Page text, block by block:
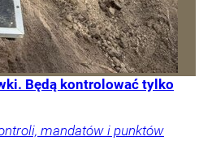
Będą kontrolować tylko
mandatów i punktów